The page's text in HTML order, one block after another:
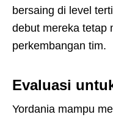
bersaing di level
debut mereka tetap
perkembangan tim.
Evaluasi
Yordania mampu